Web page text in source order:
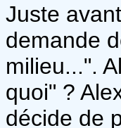
Juste
demande
milieu...".
quoi" ?
décide de